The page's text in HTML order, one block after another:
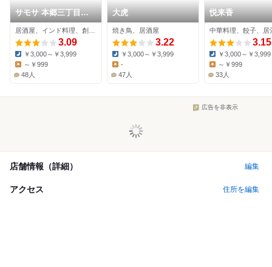
サモサ 本郷三丁目駅
店
3.09
Dinner:
￥3,000～￥3,999
Lunch:
～￥999
48人
大虎
焼き鳥、居酒屋
3.22
Dinner:
￥3,000～￥3,999
Lunch:
-
47人
悦来香
中華料理、餃子、居
3.15
Dinner:
￥3,000～￥3,999
Lunch:
～￥999
33人
広告を非表示
店舗情報（詳細） 編集
アクセス 住所を編集